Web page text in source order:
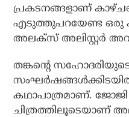
പ്രകടനങ്ങളാണ്
എടുത്തുപറയേണ്ട ഒരു
അലക്‌സ് അലിസ്റ്റര്‍
തങ്കന്റെ
കഥാപാത്രമാണ്.
ചിത്രത്തിലൂടെയാണ്